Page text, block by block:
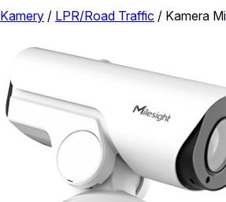
Kamery / LPR/Road Traffic / Kamera